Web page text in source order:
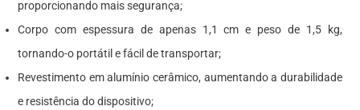
proporcionando mais segurança;
Corpo com espessura de apenas 1,1 cm e peso de 1,5 kg,
tornando-o portátil e fácil de transportar;
Revestimento em alumínio cerâmico, aumentando a durabilidade
e resistência do dispositivo;